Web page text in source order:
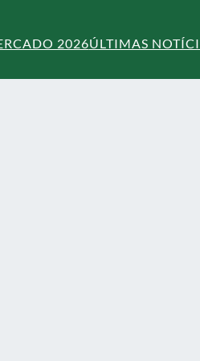
2026ÚLTIMAS